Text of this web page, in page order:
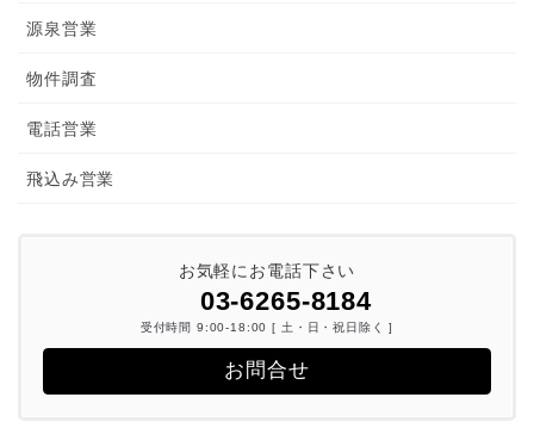
源泉営業
物件調査
電話営業
飛込み営業
お気軽にお電話下さい
03-6265-8184
受付時間 9:00-18:00 [ 土・日・祝日除く ]
お問合せ